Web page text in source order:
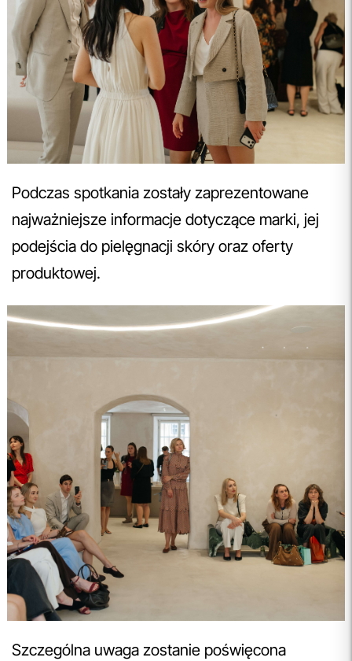
Podczas spotkania zostały zaprezentowane
najważniejsze informacje dotyczące marki, jej
podejścia do pielęgnacji skóry oraz oferty
produktowej.
Szczególna uwaga zostanie poświęcona